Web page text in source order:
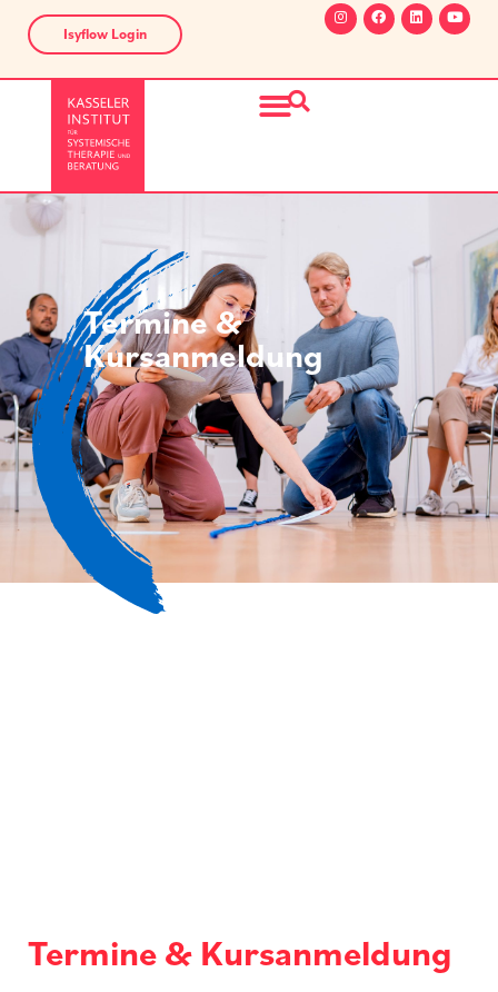
Isyflow Login
Termine &
Kursanmeldung
Termine & Kursanmeldung